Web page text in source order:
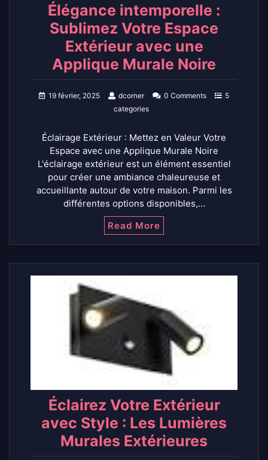
Élégance intemporelle :
Sublimez Votre Espace
Extérieur avec une
Applique Murale Noire
19 février, 2025 dcorner 0 Comments
5
categories
Éclairage Extérieur : Mettez en Valeur Votre
Espace avec une Applique Murale Noire
L'éclairage extérieur est un élément essentiel
pour créer une ambiance chaleureuse et
accueillante autour de votre maison. Parmi les
différentes options disponibles,…
Read More
Éclairez Votre Extérieur
avec Style : Les Lumières
Murales Extérieures